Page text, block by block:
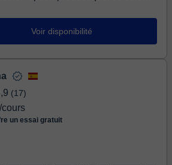
Voir disponibilité
(17)
/cours
un essai gratuit